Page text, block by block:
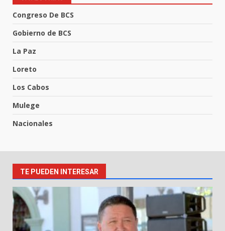
Congreso De BCS
Gobierno de BCS
La Paz
Loreto
Los Cabos
Mulege
Nacionales
TE PUEDEN INTERESAR